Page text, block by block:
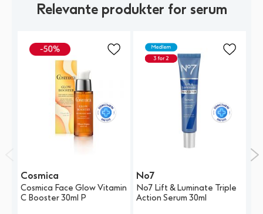
Relevante produkter for serum
Cosmica
Cosmica Face Glow Vitamin
C Booster 30ml P
No7
No7 Lift & Luminate Triple
Action Serum 30ml